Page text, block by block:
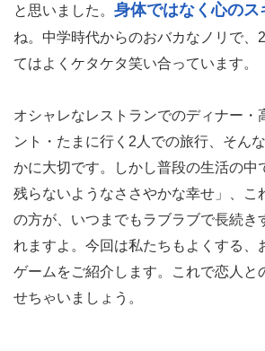
と思いました。 身体ではなく心のス
ね。中学時代からのおバカなノリで、
てはよくケタケタ笑い合っています。
オシャレなレストランでのディナー・
ント・たまに行く2人での旅行、そん
かに大切です。しかし普段の生活の中
残らないようなささやかな幸せ」、こ
の方が、いつまでもラブラブで長続き
れますよ。今回は私たちもよくする、
ゲームをご紹介します。これで恋人と
せちゃいましょう。